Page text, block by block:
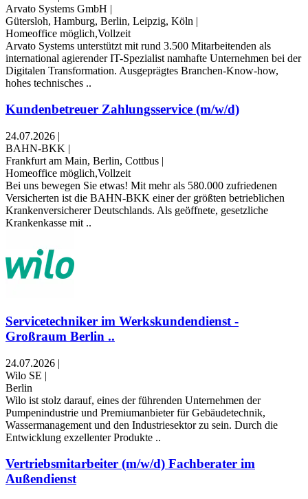
Arvato Systems GmbH |
Gütersloh, Hamburg, Berlin, Leipzig, Köln |
Homeoffice möglich,Vollzeit
Arvato Systems unterstützt mit rund 3.500 Mitarbeitenden als
international agierender IT-Spezialist namhafte Unternehmen bei der
Digitalen Transformation. Ausgeprägtes Branchen-Know-how,
hohes technisches ..
Kundenbetreuer Zahlungsservice (m/w/d)
24.07.2026 |
BAHN-BKK |
Frankfurt am Main, Berlin, Cottbus |
Homeoffice möglich,Vollzeit
Bei uns bewegen Sie etwas! Mit mehr als 580.000 zufriedenen
Versicherten ist die BAHN-BKK einer der größten betrieblichen
Krankenversicherer Deutschlands. Als geöffnete, gesetzliche
Krankenkasse mit ..
Servicetechniker im Werkskundendienst -
Großraum Berlin ..
24.07.2026 |
Wilo SE |
Berlin
Wilo ist stolz darauf, eines der führenden Unternehmen der
Pumpenindustrie und Premiumanbieter für Gebäudetechnik,
Wassermanagement und den Industriesektor zu sein. Durch die
Entwicklung exzellenter Produkte ..
Vertriebsmitarbeiter (m/w/d) Fachberater im
Außendienst